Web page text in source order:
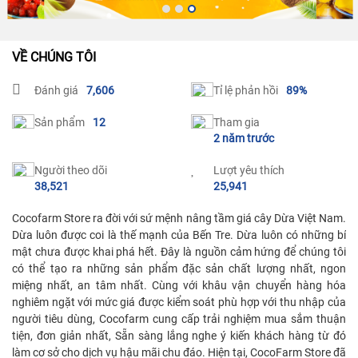
VỀ CHÚNG TÔI
Đánh giá 7,606
Sản phẩm 12
Người theo dõi
38,521
Tỉ lệ phản hồi 89%
Tham gia
2 năm trước
Lượt yêu thích
25,941
Cocofarm Store ra đời với sứ mệnh nâng tầm giá cây Dừa Việt Nam.
Dừa luôn được coi là thế mạnh của Bến Tre. Dừa luôn có những bí
mật chưa được khai phá hết. Đây là nguồn cảm hứng để chúng tôi
có thể tạo ra những sản phẩm đặc sản chất lượng nhất, ngon
miệng nhất, an tâm nhất. Cùng với khâu vận chuyển hàng hóa
nghiêm ngặt với mức giá được kiểm soát phù hợp với thu nhập của
người tiêu dùng, Cocofarm cung cấp trải nghiệm mua sắm thuận
tiện, đơn giản nhất, Sẵn sàng lắng nghe ý kiến khách hàng từ đó
làm cơ sở cho dịch vụ hậu mãi chu đáo. Hiện tại, CocoFarm Store đã